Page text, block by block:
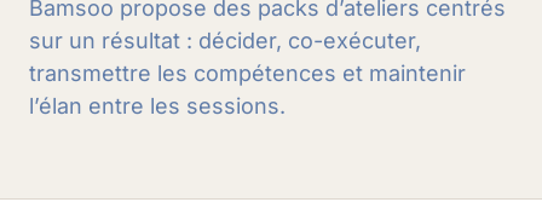
Bamsoo propose des packs d’ateliers centrés
sur un résultat : décider, co-exécuter,
transmettre les compétences et maintenir
l’élan entre les sessions.